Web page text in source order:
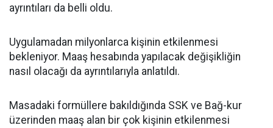
ayrıntıları da belli oldu.
Uygulamadan milyonlarca kişinin etkilenmesi
bekleniyor. Maaş hesabında yapılacak değişikliğin
nasıl olacağı da ayrıntılarıyla anlatıldı.
Masadaki formüllere bakıldığında SSK ve Bağ-kur
üzerinden maaş alan bir çok kişinin etkilenmesi